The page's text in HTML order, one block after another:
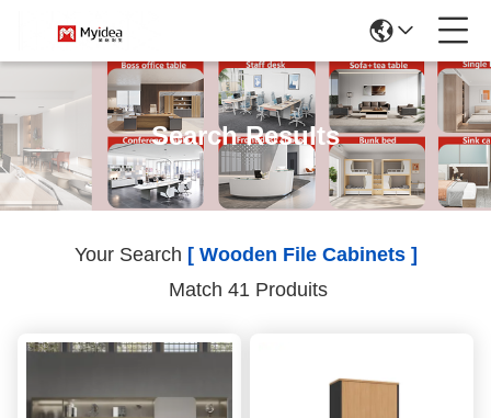
Search Results
Your Search [ Wooden File Cabinets ]
Match 41 Produits